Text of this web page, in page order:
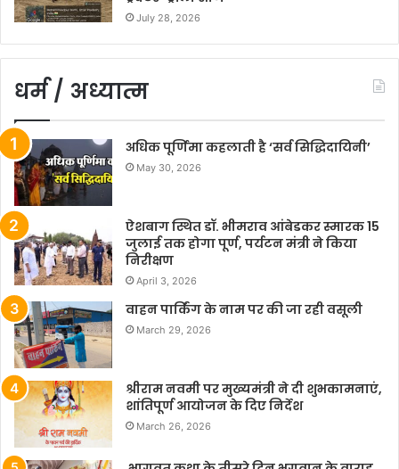
July 28, 2026
धर्म / अध्यात्म
अधिक पूर्णिमा कहलाती है ‘सर्व सिद्धिदायिनी’
May 30, 2026
ऐशबाग स्थित डॉ. भीमराव आंबेडकर स्मारक 15
जुलाई तक होगा पूर्ण, पर्यटन मंत्री ने किया
निरीक्षण
April 3, 2026
वाहन पार्किंग के नाम पर की जा रही वसूली
March 29, 2026
श्रीराम नवमी पर मुख्यमंत्री ने दी शुभकामनाएं,
शांतिपूर्ण आयोजन के दिए निर्देश
March 26, 2026